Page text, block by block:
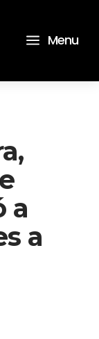
a Menu
a
a